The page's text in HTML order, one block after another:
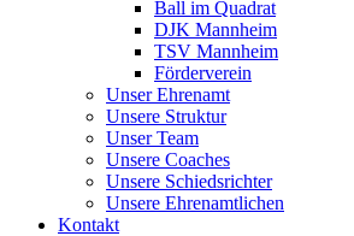
Ball im Quadrat
DJK Mannheim
TSV Mannheim
Förderverein
Unser Ehrenamt
Unsere Struktur
Unser Team
Unsere Coaches
Unsere Schiedsrichter
Unsere Ehrenamtlichen
Kontakt